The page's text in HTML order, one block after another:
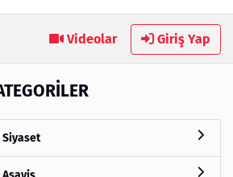
Yeni Nesil Verimliliği Olimpack ile
Videolar Giriş Yap
Siyaset